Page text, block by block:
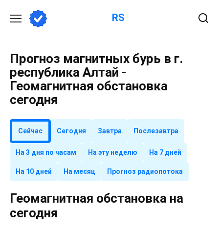
содержанию
RS
Прогноз магнитных бурь в г.
республика Алтай -
Геомагнитная обстановка
сегодня
Сейчас Сегодня Завтра Послезавтра
На 3 дня по часам На эту неделю На 7 дней
На 10 дней На месяц Прогноз радиопотока
Геомагнитная обстановка на
сегодня